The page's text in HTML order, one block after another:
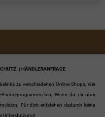
| HÄNDLERANFRAGE
zu verschiedenen Online-Shops, wie
bin. Wenn du dir über
Für dich entstehen dadurch keine
Unterstützung!